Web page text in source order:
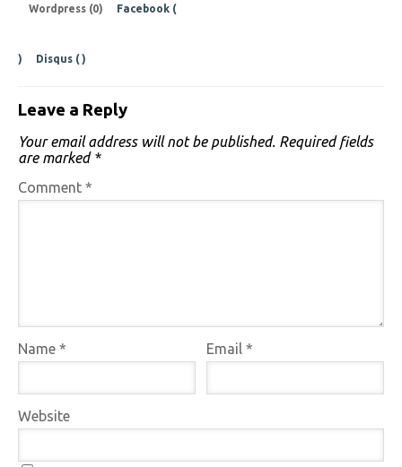
Wordpress (0) Facebook (
) Disqus ( )
Leave a Reply
Your email address will not be published. Required fields
are marked *
Comment *
Name * Email*
Website